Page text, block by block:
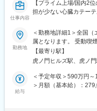
仕事内容
【プライム上場/国内2
担が少ない心臓カテー
■メインミッション：
担当エリアの病院（主
ナルシステムズ事業（
ていただきます。
製品の販売、サービス
ことで医療に貢献し、
勤務地
＜勤務地詳細1＞全国
属となります。 受動喫
詳細2＞虎ノ門ヒルズ
２丁目６－１ 虎ノ門ヒ
ートワーク含む）
【最寄り駅】
虎ノ門ヒルズ駅、虎ノ
給与
＜予定年収＞590万円
＞月額（基本給）：